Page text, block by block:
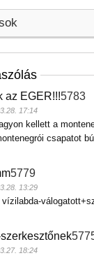
az EGER!!!5783
17:14
kellett a
csapatot
5779
13:29
vízilabda-
18:24